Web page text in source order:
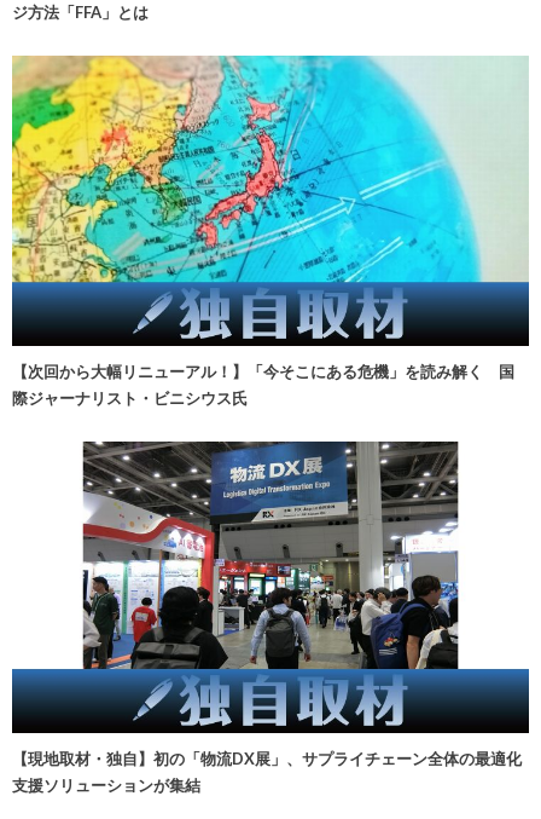
ジ方法「FFA」とは
【次回から大幅リニューアル！】「今そこにある危機」を読み解く 国
際ジャーナリスト・ビニシウス氏
【現地取材・独自】初の「物流DX展」、サプライチェーン全体の最適化
支援ソリューションが集結